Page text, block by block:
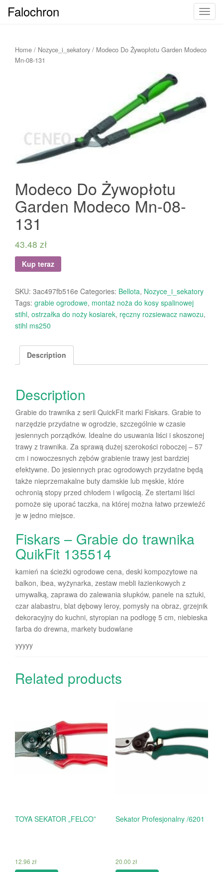
T
g
v
Falochron
Home / Nozyce_i_sekatory / Modeco Do Żywopłotu Garden Modeco
Mn-08-131
Modeco Do Żywopłotu
Garden Modeco Mn-08-
131
43.48 zł
Kup teraz
SKU: 3ac497fb516e Categories: Bellota, Nozyce_i_sekatory
Tags: grabie ogrodowe, montaż noża do kosy spalinowej
stihl, ostrzałka do noży kosiarek, ręczny rozsiewacz nawozu,
stihl ms250
Description
Description
Grabie do trawnika z serii QuickFit marki Fiskars. Grabie to
narzędzie przydatne w ogrodzie, szczególnie w czasie
jesiennych porządków. Idealne do usuwania liści i skoszonej
trawy z trawnika. Za sprawą dużej szerokości roboczej – 57
cm i nowoczesnych zębów grabienie trawy jest bardziej
efektywne. Do jesiennych prac ogrodowych przydatne będą
także nieprzemakalne buty damskie lub męskie, które
ochronią stopy przed chłodem i wilgocią. Ze stertami liści
pomoże się uporać taczka, na której można łatwo przewieźć
je w jedno miejsce.
Fiskars – Grabie do trawnika
QuikFit 135514
kamień na ścieżki ogrodowe cena, deski kompozytowe na
balkon, ibea, wyżynarka, zestaw mebli łazienkowych z
umywalką, zaprawa do zalewania słupków, panele na sztuki,
czar alabastru, blat dębowy leroy, pomysły na obraz, grzejnik
dekoracyjny do kuchni, styropian na podłogę 5 cm, niebieska
farba do drewna, markety budowlane
yyyyy
Related products
TOYA SEKATOR „FELCO”
12.96 zł
Sekator Profesjonalny /6201
20.00 zł